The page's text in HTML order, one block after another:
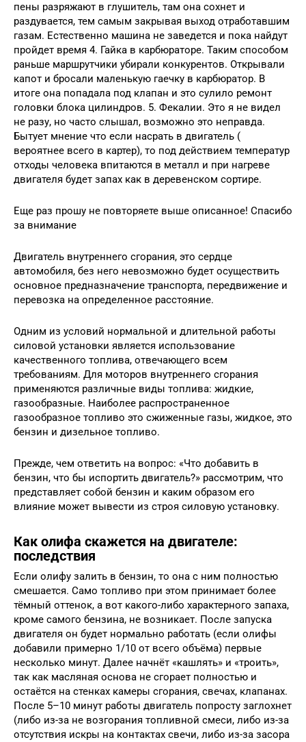
пены разряжают в глушитель, там она сохнет и
раздувается, тем самым закрывая выход отработавшим
газам. Естественно машина не заведется и пока найдут
пройдет время 4. Гайка в карбюраторе. Таким способом
раньше маршрутчики убирали конкурентов. Открывали
капот и бросали маленькую гаечку в карбюратор. В
итоге она попадала под клапан и это сулило ремонт
головки блока цилиндров. 5. Фекалии. Это я не видел
не разу, но часто слышал, возможно это неправда.
Бытует мнение что если насрать в двигатель (
вероятнее всего в картер), то под действием температур
отходы человека впитаются в металл и при нагреве
двигателя будет запах как в деревенском сортире.
Еще раз прошу не повторяете выше описанное! Спасибо
за внимание
Двигатель внутреннего сгорания, это сердце
автомобиля, без него невозможно будет осуществить
основное предназначение транспорта, передвижение и
перевозка на определенное расстояние.
Одним из условий нормальной и длительной работы
силовой установки является использование
качественного топлива, отвечающего всем
требованиям. Для моторов внутреннего сгорания
применяются различные виды топлива: жидкие,
газообразные. Наиболее распространенное
газообразное топливо это сжиженные газы, жидкое, это
бензин и дизельное топливо.
Прежде, чем ответить на вопрос: «Что добавить в
бензин, что бы испортить двигатель?» рассмотрим, что
представляет собой бензин и каким образом его
влияние может вывести из строя силовую установку.
Как олифа скажется на двигателе:
последствия
Если олифу залить в бензин, то она с ним полностью
смешается. Само топливо при этом принимает более
тёмный оттенок, а вот какого-либо характерного запаха,
кроме самого бензина, не возникает. После запуска
двигателя он будет нормально работать (если олифы
добавили примерно 1/10 от всего объёма) первые
несколько минут. Далее начнёт «кашлять» и «троить»,
так как масляная основа не сгорает полностью и
остаётся на стенках камеры сгорания, свечах, клапанах.
После 5–10 минут работы двигатель попросту заглохнет
(либо из-за не возгорания топливной смеси, либо из-за
отсутствия искры на контактах свечи, либо из-за засора